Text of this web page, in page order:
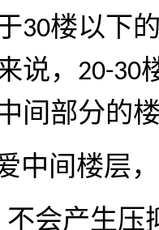
30楼以下
说， 20-30
间部分的
中间楼层
会产生压